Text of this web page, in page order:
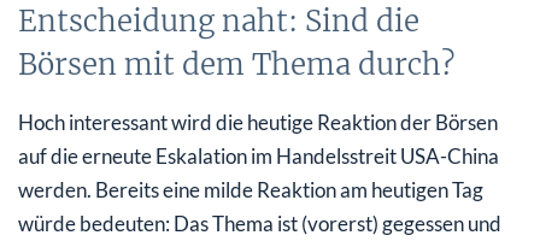
Entscheidung naht: Sind die
Börsen mit dem Thema durch?
Hoch interessant wird die heutige Reaktion der Börsen
auf die erneute Eskalation im Handelsstreit USA-China
werden. Bereits eine milde Reaktion am heutigen Tag
würde bedeuten: Das Thema ist (vorerst) gegessen und